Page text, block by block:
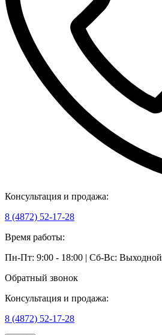
Консультация и продажа:
8 (4872) 52-17-28
Время работы:
Пн-Пт: 9:00 - 18:00 | Сб-Вс: Выходной
Обратный звонок
Консультация и продажа:
8 (4872) 52-17-28